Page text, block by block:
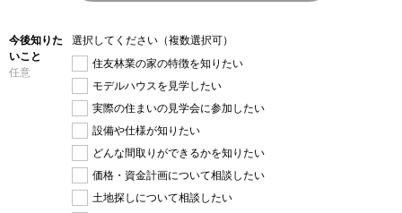
今後知りた
いこと
任意
選択してください（複数選択可）
住友林業の家の特徴を知りたい
モデルハウスを見学したい
実際の住まいの見学会に参加したい
設備や仕様が知りたい
どんな間取りができるかを知りたい
価格・資金計画について相談したい
土地探しについて相談したい